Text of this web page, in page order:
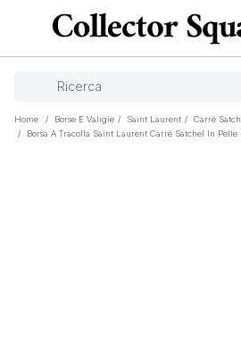
Home / Borse E Valigie / Saint Laurent /
Carré
/
Borsa A Tracolla Saint Laurent Carré Satchel In Pelle